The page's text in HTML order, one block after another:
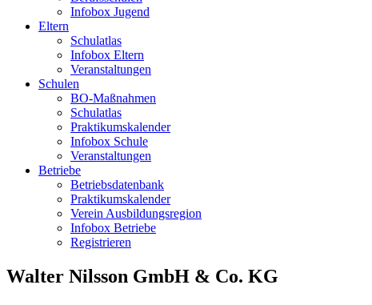
Infobox Jugend
Eltern
Schulatlas
Infobox Eltern
Veranstaltungen
Schulen
BO-Maßnahmen
Schulatlas
Praktikumskalender
Infobox Schule
Veranstaltungen
Betriebe
Betriebsdatenbank
Praktikumskalender
Verein Ausbildungsregion
Infobox Betriebe
Registrieren
Walter Nilsson GmbH & Co. KG